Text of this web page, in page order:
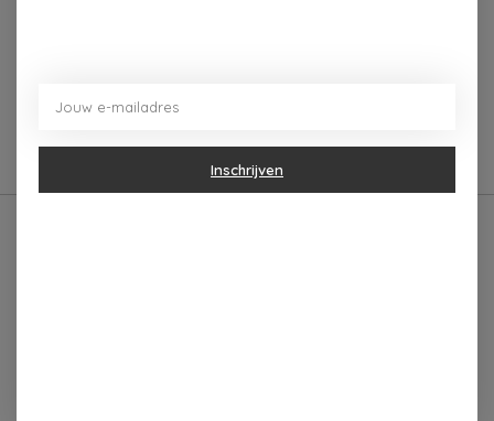
en zijn een gegarandeerde gespreksstarter.
Inschrijven